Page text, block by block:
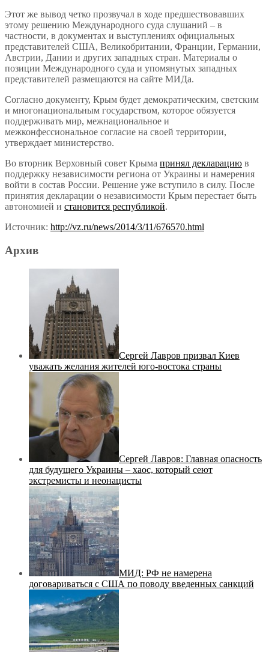
Этот же вывод четко прозвучал в ходе предшествовавших
этому решению Международного суда слушаний – в
частности, в документах и выступлениях официальных
представителей США, Великобритании, Франции, Германии,
Австрии, Дании и других западных стран. Материалы о
позиции Международного суда и упомянутых западных
представителей размещаются на сайте МИДа.
Согласно документу, Крым будет демократическим, светским
и многонациональным государством, которое обязуется
поддерживать мир, межнациональное и
межконфессиональное согласие на своей территории,
утверждает министерство.
Во вторник Верховный совет Крыма принял декларацию в
поддержку независимости региона от Украины и намерения
войти в состав России. Решение уже вступило в силу. После
принятия декларации о независимости Крым перестает быть
автономией и становится республикой.
Источник: http://vz.ru/news/2014/3/11/676570.html
Архив
Сергей Лавров призвал Киев
уважать желания жителей юго-востока страны
Сергей Лавров: Главная опасность
для будущего Украины – хаос, который сеют
экстремисты и неонацисты
МИД: РФ не намерена
договариваться с США по поводу введенных санкций